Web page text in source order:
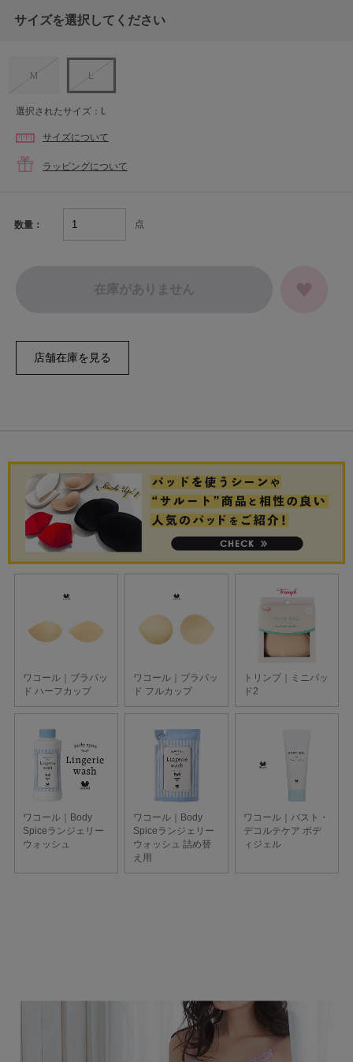
サイズを選択してください
M L
選択されたサイズ：L
サイズについて
ラッピングについて
数量： 点
在庫がありません